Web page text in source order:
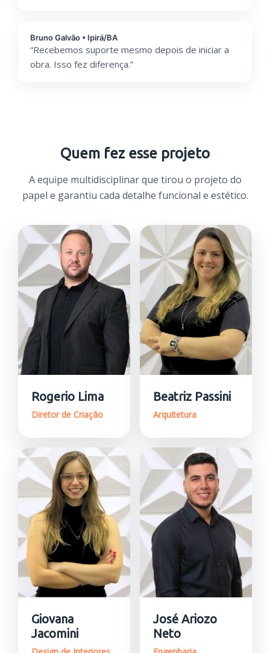
Bruno Galvão • Ipirá/BA
“Recebemos suporte mesmo depois de iniciar a
obra. Isso fez diferença.”
Quem fez esse projeto
A equipe multidisciplinar que tirou o projeto do
papel e garantiu cada detalhe funcional e estético.
Rogerio Lima
Diretor de Criação
Beatriz Passini
Arquitetura
Giovana
Jacomini
José Ariozo
Neto